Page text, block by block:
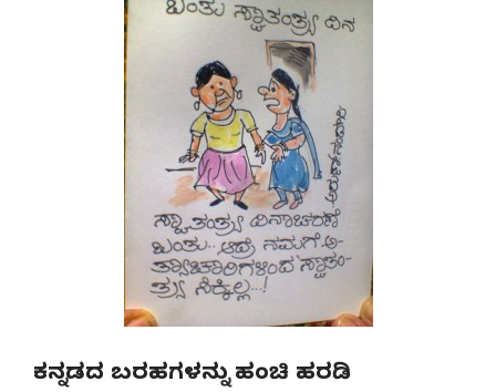
ಕನ್ನಡದ ಬರಹಗಳನ್ನು ಹಂಚಿ ಹರಡಿ